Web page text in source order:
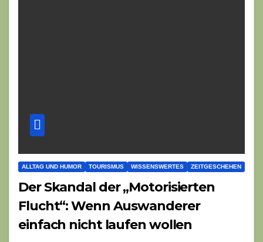
ALLTAG UND HUMOR TOURISMUS WISSENSWERTES ZEITGESCHEHEN
Der Skandal der „Motorisierten
Flucht“: Wenn Auswanderer
einfach nicht laufen wollen